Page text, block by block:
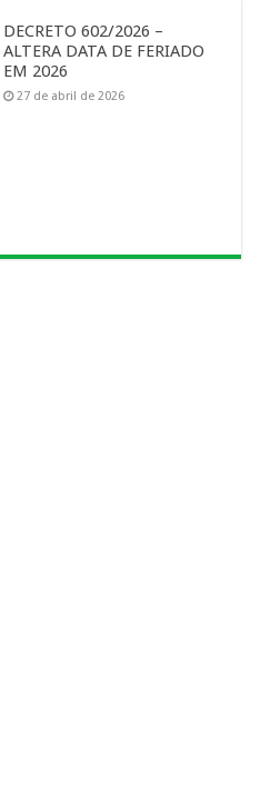
DECRETO 602/2026 –
ALTERA DATA DE FERIADO
EM 2026
27 de abril de 2026